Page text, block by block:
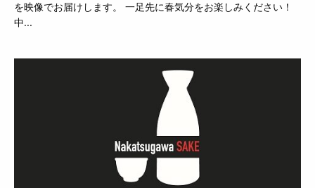
を映像でお届けします。 一足先に春気分をお楽しみください！
中...